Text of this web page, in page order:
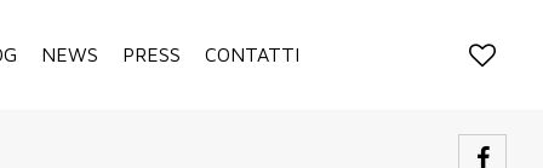
NEWS PRESS CONTATTI